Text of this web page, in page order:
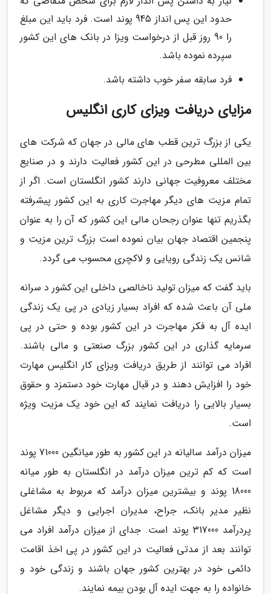
حدود این پس انداز 945 پوند است. فرد باید این مبلغ
را 90 روز قبل از درخواست ویزا در بانک های این کشور
سپرده نموده باشد.
فرد سابقه سفر خوب داشته باشد.
مزایای دریافت ویزای کاری انگلیس
یکی از بزرگ ترین قطب های مالی در جهان که شرکت های
بین المللی مطرحی در این کشور فعالیت دارند و در صنایع
مختلف معروفیت جهانی دارند کشور انگلستان است. اگر از
تمام مزیت های دیگر مهاجرت کاری به این کشور پیشرفته
بگذریم تنها عنوان رجحان مالی این کشور که آن را به عنوان
پنجمین اقتصاد جهان بیان نموده است بزرگ ترین مزیت و
شانس یک زندگی رویایی و لاکچری محسوب می گردد.
باید گفت که میزان تولید ناخالصی داخلی این کشور د سرانه
ملی آن باعث شده که افراد بسیار زیادی در پی یک زندگی
ایده آل به فکر مهاجرت در این کشور بوده و حتی در پی
سرمایه گذاری در این کشور بزرگ صنعتی و مالی باشند.
افراد می توانند از طریق دریافت ویزای کار انگلیس مهارت
خود را افزایش دهند و در قبال مهارت خود دستمزد و حقوق
بسیار بالایی را دریافت نمایند که این خود یک مزیت ویژه
است.
میزان درآمد سالیانه در این کشور به طور میانگین 71000 پوند
است که کم ترین میزان درآمد در انگلستان به طور میانه
18000 پوند و بیشترین میزان درآمد که مربوط به مشاغلی
نظیر مدیر بانک، جراح، مدیران اجرایی و دیگر مشاغل
پردرآمد 317000 پوند است. جدای از میزان درآمد افراد می
توانند بعد از مدتی فعالیت در این کشور در پی اخذ اقامت
دائمی خود در بهترین کشور جهان باشند و زندگی خود و
خانواده را به جهت ایده آل بودن بیمه نمایند.